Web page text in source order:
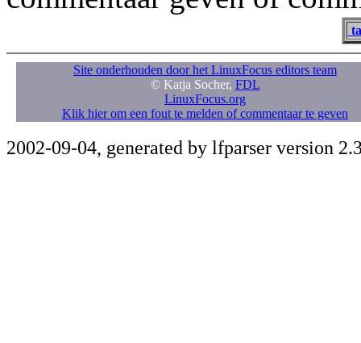
Site onderhouden door het LinuxFocus editors team
© Katja Socher, FDL
LinuxFocus.org
Klik hier om een fout te melden of commentaar te geven
2002-09-04, generated by lfparser version